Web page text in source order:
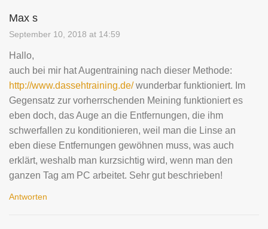
Max s
September 10, 2018 at 14:59
Hallo,
auch bei mir hat Augentraining nach dieser Methode:
http://www.dassehtraining.de/wunderbar funktioniert. Im
Gegensatz zur vorherrschenden Meining funktioniert es
eben doch, das Auge an die Entfernungen, die ihm
schwerfallen zu konditionieren, weil man die Linse an
eben diese Entfernungen gewöhnen muss, was auch
erklärt, weshalb man kurzsichtig wird, wenn man den
ganzen Tag am PC arbeitet. Sehr gut beschrieben!
Antworten